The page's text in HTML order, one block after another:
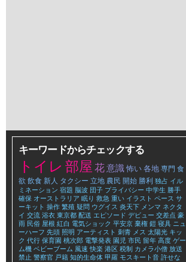
キーワードからチェックする
トイレ 部屋 花意識 怖い 各地 専門 食
欲 飲食 新人 タクシー 立地 農民 開始 勝利 独占 イル
ミネーション 宿題 脳波 団子 プライバシー 中学生 勝手
確保 オーストラリア 眠り 救急 重い イラスト ペース サ
ーキット 操作 繁殖 疑問 ウグイス 炎天下 メンマ ネクタ
イ 交流 浴衣 東京都 配送 エピソード デビュー 交差点 豪
雨 民俗 屋根 紅白 電気ショック 平安京 棄権 鎧 寝具 ニュ
ーハーフ 先頭 照明 アーティスト 刺青 メス 太陽光 キッ
ク 代行 保育園 桃次郎 電撃発表 園児 市民 留年 高度 ゲー
ム機 ベビーブーム 風速 快楽 港区 税制 カメラ小僧 放送
禁止 警察官 戸籍 知的生命体 甲羅 モスキート音 許せな